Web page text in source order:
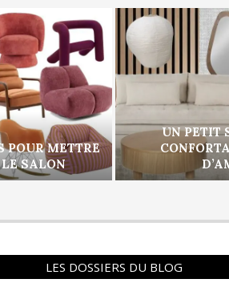
POUR METTRE
SALON
UN PETIT
LES DOSSIERS DU BLOG